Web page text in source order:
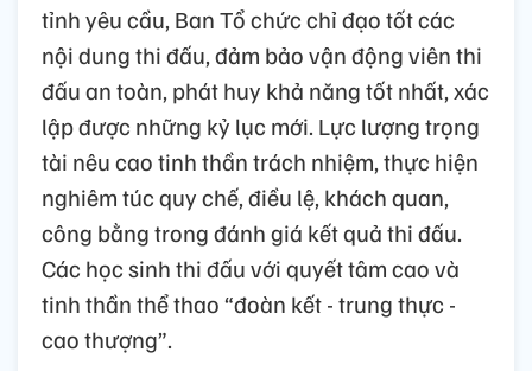
tỉnh yêu cầu, Ban Tổ chức chỉ đạo tốt các
nội dung thi đấu, đảm bảo vận động viên thi
đấu an toàn, phát huy khả năng tốt nhất, xác
lập được những kỷ lục mới. Lực lượng trọng
tài nêu cao tinh thần trách nhiệm, thực hiện
nghiêm túc quy chế, điều lệ, khách quan,
công bằng trong đánh giá kết quả thi đấu.
Các học sinh thi đấu với quyết tâm cao và
tinh thần thể thao “đoàn kết - trung thực -
cao thượng”.